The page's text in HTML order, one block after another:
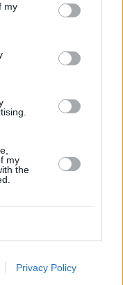
my
my
the
Privacy Policy
od podstaw bez stania
Sprawdziłam,
uczestniczyć
charakteru
chodzi o szacunek